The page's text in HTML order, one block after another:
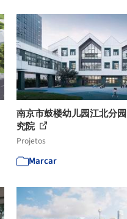
南京市鼓楼幼儿园江北分
究院
Projetos
Marcar